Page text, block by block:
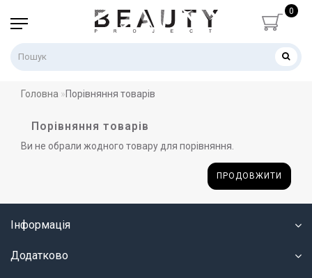
0
Головна Порівняння товарів
Порівняння товарів
Ви не обрали жодного товару для порівняння.
ПРОДОВЖИТИ
Інформація
Додатково